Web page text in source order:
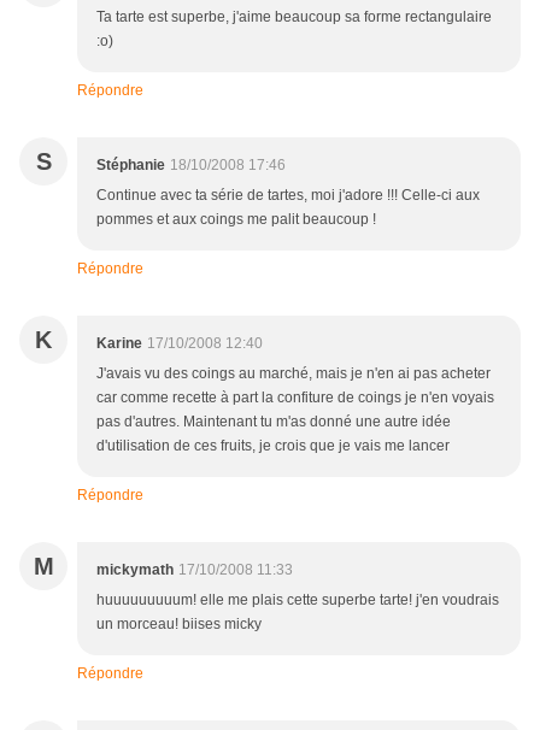
Ta tarte est superbe, j'aime beaucoup sa forme rectangulaire
:o)
Répondre
S Stéphanie 18/10/2008 17:46
Continue avec ta série de tartes, moi j'adore !!! Celle-ci aux
pommes et aux coings me palit beaucoup !
Répondre
K Karine 17/10/2008 12:40
J'avais vu des coings au marché, mais je n'en ai pas acheter
car comme recette à part la confiture de coings je n'en voyais
pas d'autres. Maintenant tu m'as donné une autre idée
d'utilisation de ces fruits, je crois que je vais me lancer
Répondre
M mickymath 17/10/2008 11:33
huuuuuuuuum! elle me plais cette superbe tarte! j'en voudrais
un morceau! biises micky
Répondre